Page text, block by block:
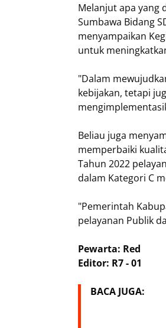
Melanjut apa yang
Sumbawa Bidang
menyampaikan
untuk
"Dalam
kebijakan, tetapi
Beliau juga
memperbaiki
Tahun 2022
dalam Kategori C
"Pemerintah
pelayanan Publik
Pewarta: Red
Editor: R7 - 01
BACA JUGA: